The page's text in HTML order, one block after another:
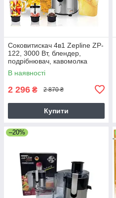
Соковитискач 4в1 Zepline ZP-
122, 3000 Вт, блендер,
подрібнювач, кавомолка
В наявності
2 296 ₴ 2 870 ₴
Купити
–20%